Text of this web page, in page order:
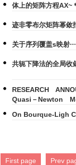
体上的矩阵方程AX~
迹非零布尔矩阵幂敛
关于序列覆盖s映射
共轭下降法的全局收
RESEARCH
Quasi－Newton
On Bourque-Ligh
First page Prev